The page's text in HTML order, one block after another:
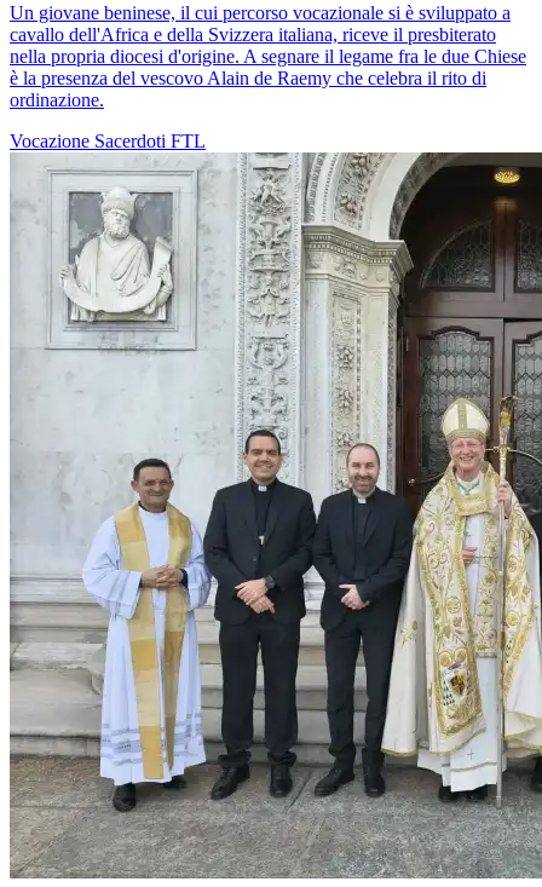
Un giovane beninese, il cui percorso vocazionale si è sviluppato a
cavallo dell'Africa e della Svizzera italiana, riceve il presbiterato
nella propria diocesi d'origine. A segnare il legame fra le due Chiese
è la presenza del vescovo Alain de Raemy che celebra il rito di
ordinazione.
Vocazione Sacerdoti FTL